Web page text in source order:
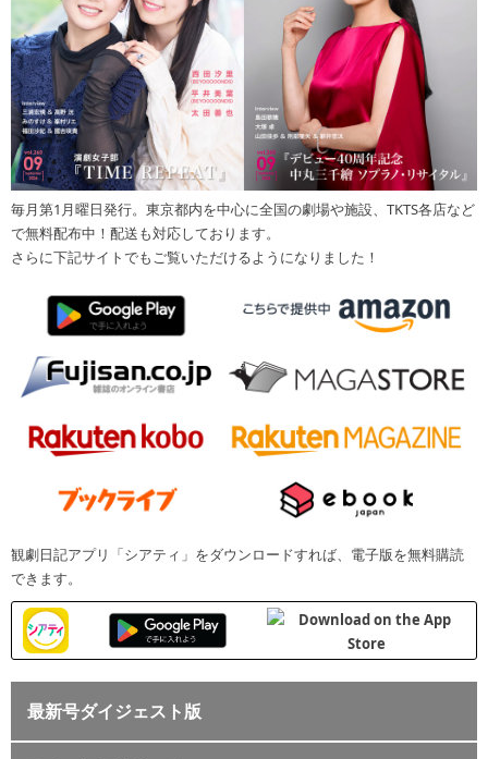
毎月第1月曜日発行。東京都内を中心に全国の劇場や施設、TKTS各店など
で無料配布中！配送も対応しております。
さらに下記サイトでもご覧いただけるようになりました！
観劇日記アプリ「シアティ」をダウンロードすれば、電子版を無料購読
できます。
最新号ダイジェスト版